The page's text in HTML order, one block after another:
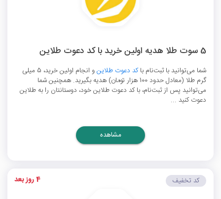
5 سوت طلا هدیه اولین خرید با کد دعوت طلاین
شما می‌توانید با ثبت‌نام باکد دعوت طلاین
و انجام اولین خرید، 5 میلی
گرم طلا (معادل حدود 100 هزار تومان) هدیه بگیرید. همچنین شما
می‌توانید پس از ثبت‌نام، با کد دعوت طلاین خود، دوستانتان را به طلاین
دعوت کنید ...
مشاهده
کد تخفیف 4 روز بعد